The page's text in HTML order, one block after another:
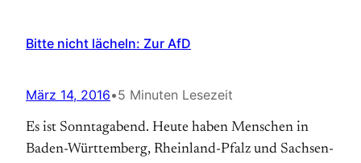
Bitte nicht lächeln: Zur AfD
März 14, 2016•5 Minuten Lesezeit
Es ist Sonntagabend. Heute haben Menschen in
Baden-Württemberg, Rheinland-Pfalz und Sachsen-